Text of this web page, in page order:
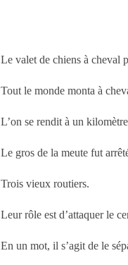
Le valet de chiens à cheval
Tout le monde monta à
L’on se rendit à un
Le gros de la meute fut
Trois vieux routiers.
Leur rôle est d’attaquer le
En un mot, il s’agit de le